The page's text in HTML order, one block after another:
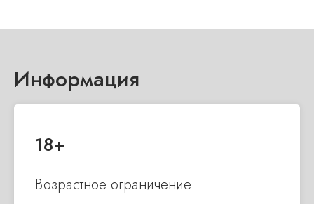
Информация
18+
Возрастное ограничение